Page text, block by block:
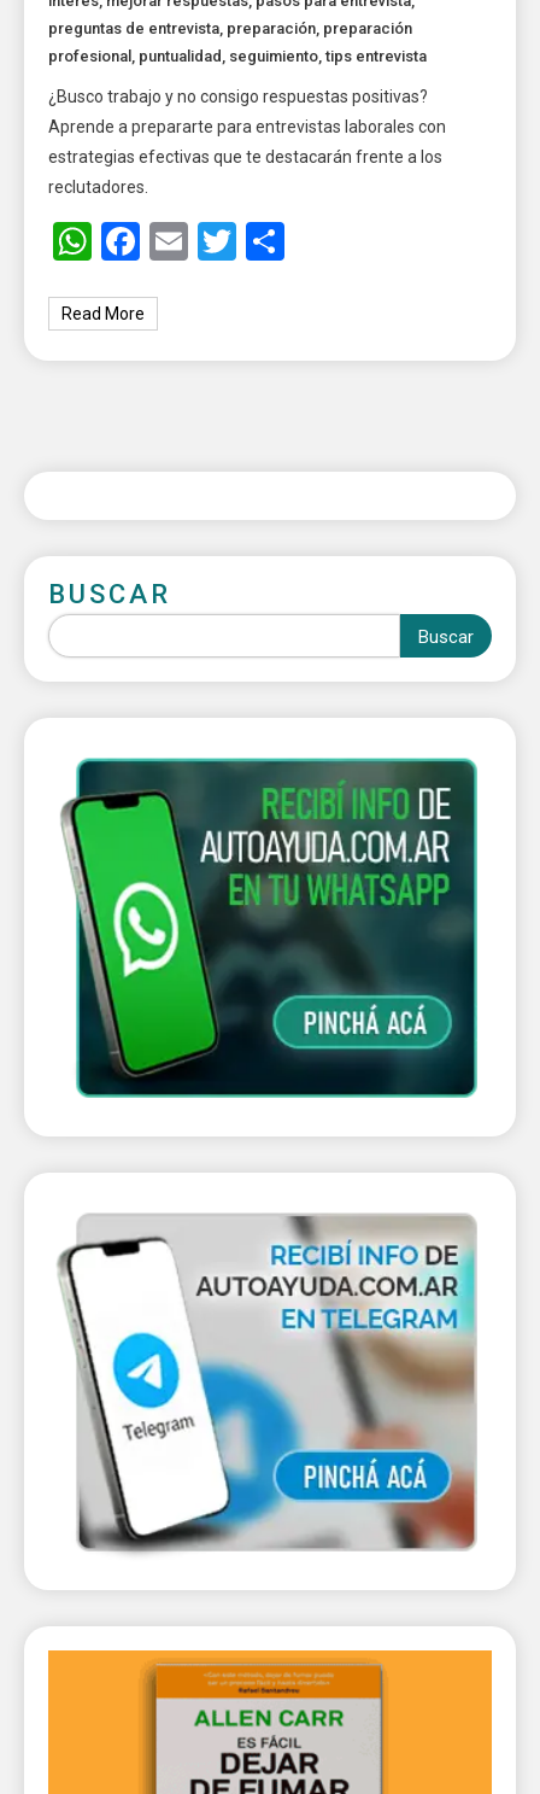
preguntas de entrevista preparación preparación
profesional
puntualidad seguimiento ,tips entrevista
¿Busco trabajo y no consigo respuestas positivas?
Aprende a prepararte para entrevistas laborales con
estrategias efectivas que te destacarán frente a los
reclutadores.
WhatsApp
Facebook
EmailTwitter
Read More
BUSCAR
Buscar